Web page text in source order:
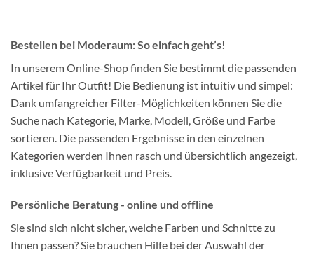
Bestellen bei Moderaum: So einfach geht’s!
In unserem Online-Shop finden Sie bestimmt die passenden
Artikel für Ihr Outfit! Die Bedienung ist intuitiv und simpel:
Dank umfangreicher Filter-Möglichkeiten können Sie die
Suche nach Kategorie, Marke, Modell, Größe und Farbe
sortieren. Die passenden Ergebnisse in den einzelnen
Kategorien werden Ihnen rasch und übersichtlich angezeigt,
inklusive Verfügbarkeit und Preis.
Persönliche Beratung - online und offline
Sie sind sich nicht sicher, welche Farben und Schnitte zu
Ihnen passen? Sie brauchen Hilfe bei der Auswahl der